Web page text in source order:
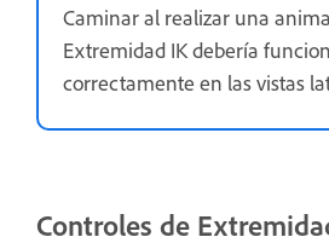
Caminar al realizar una
Extremidad IK debería
correctamente en las vistas
Controles de